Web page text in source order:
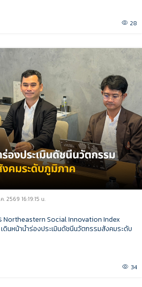
28
. 2569 16:19:15 น.
Northeastern Social Innovation Index
ดินหน้านำร่องประเมินดัชนีนวัตกรรมสังคมระดับ
34